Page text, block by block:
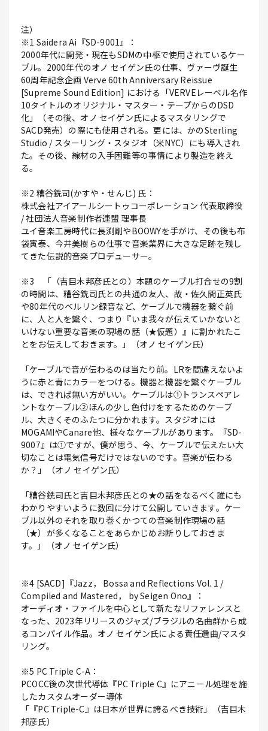
注）
※1 Saidera Ai『SD-9001』：
2000年代に開発・現在もSDMの中枢で使用されているケー
ブル。2000年代のオノ セイゲン氏の仕事、ヴァーヴ誕生
60周年記念企画 Verve 60th Anniversary Reissue
[Supreme Sound Edition] における「VERVEレーベル名作
10タイトルのオリジナル・マスター・テープからのDSD
化」（その後、オノ セイゲン氏によるマスタリングで
SACD発売）の際にも使用される。更には、かのSterling
Studio / スターリング・スタジオ（米NYC）にも導入され
た。その後、線材の入手困難等の事情により製造を終え
る。
※2 糟谷銑司(かすや・せんじ) 氏：
株式会社アイアールシートゥコーポレーション 代表取締役
/ 社団法人音楽制作者連盟 理事長
ユイ音楽工房時代に長渕剛やBOOWYを手がけ、その後も布
袋寅泰、今井美樹らの仕事で音楽業界に大きな足跡を残し
てきた伝説的音楽プロデューサー。
※3 「（吉目木邦彦氏との）本題のケーブル打合せの9割
の時間は、糟谷銑司氏との共通の友人、故・佐久間正英氏
や80年代のベルリン録音など、ケーブルで機器を繋ぐ前
に、人と人を繋ぐ、つまり『いま我々が伝えていかないと
いけない重要な音楽の現場の話（★仮題）』に割かれたこ
とをお伝えしておきます。」（オノ セイゲン氏）
「ケーブルで音が伝わるのは当たり前。LRを間違えないよ
うに赤と青にカラーをつける。機器と機器を繋ぐケーブル
は、できれば無い方がいい。ケーブルは①トランスペアレ
ントなケーブル②ほんの少し色付けをするためのケーブ
ル、大きくそのふたつに分かれます。スタジオには
MOGAMIやCanare他、様々なケーブルがあります。『SD-
9007』は①ですが、僕が思う、今、ケーブルで伝えたい大
切なことは電気信号だけではないのです。音楽が伝わる
か？」（オノ セイゲン氏）
「糟谷銑司氏と吉目木邦彦氏との★の話をなるべく誰にも
わかりやすいように数回に分けて公開していきます。ケー
ブル以外のそれを取り巻くかつての音楽制作現場の話
（★）が多くなることをあらかじめお断りしておきま
す。」（オノ セイゲン氏）
※4 [SACD]『Jazz， Bossa and Reflections Vol. 1 /
Compiled and Mastered， by Seigen Ono』：
オーディオ・ファイルを中心として新たなリファレンスと
なった、2023年リリースのジャズ/ブラジルの名曲群から成
るコンパイル作品。オノ セイゲン氏による責任選曲/マスタ
リング。
※5 PC Triple C-A：
PCOCC後の次世代導体『PC Triple C』にアニール処理を施
したカスタムオーダー導体
「『PC Triple-C』は日本が世界に誇るべき技術」（吉目木
邦彦氏）